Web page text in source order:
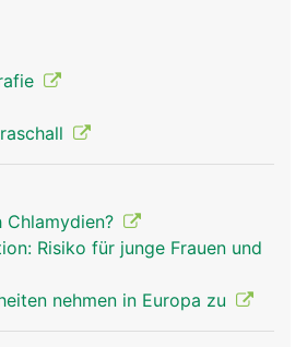
Risiko für junge Frauen und
nehmen in Europa zu